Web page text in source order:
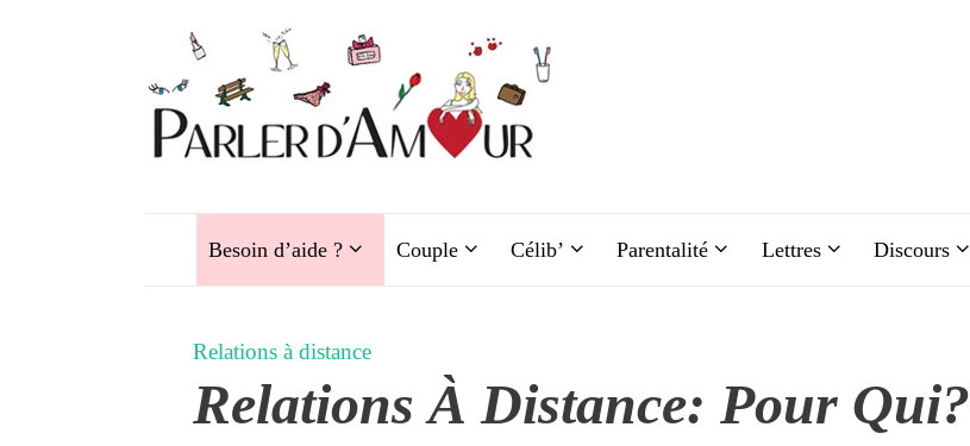
Besoin d’aide ? Couple Célib’ Parentalité Lettres Discours
Relations à distance
Relations À Distance: Pour Qui?